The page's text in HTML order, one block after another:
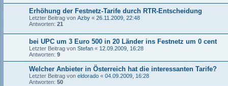
Erhöhung der Festnetz-Tarife durch RTR-Entscheidung
Letzter Beitrag von Azby « 26.11.2009, 22:48
Antworten: 21
bei UPC um 3 Euro 500 in 20 Länder ins Festnetz um 0 cent
Letzter Beitrag von Stefan « 12.09.2009, 16:28
Antworten: 9
Welcher Anbieter in Österreich hat die interessanten Tarife?
Letzter Beitrag von eldorado « 04.09.2009, 16:28
Antworten: 50